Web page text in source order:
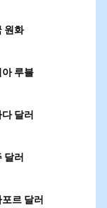
원화
루블
달러
러
르 달러